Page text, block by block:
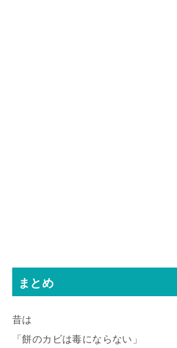
まとめ
昔は
「餅のカビは毒にならない」